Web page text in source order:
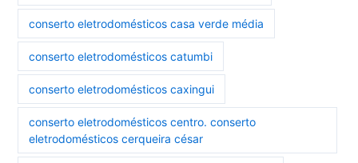
conserto eletrodomésticos casa verde média
conserto eletrodomésticos catumbi
conserto eletrodomésticos caxingui
conserto eletrodomésticos centro. conserto
eletrodomésticos cerqueira césar